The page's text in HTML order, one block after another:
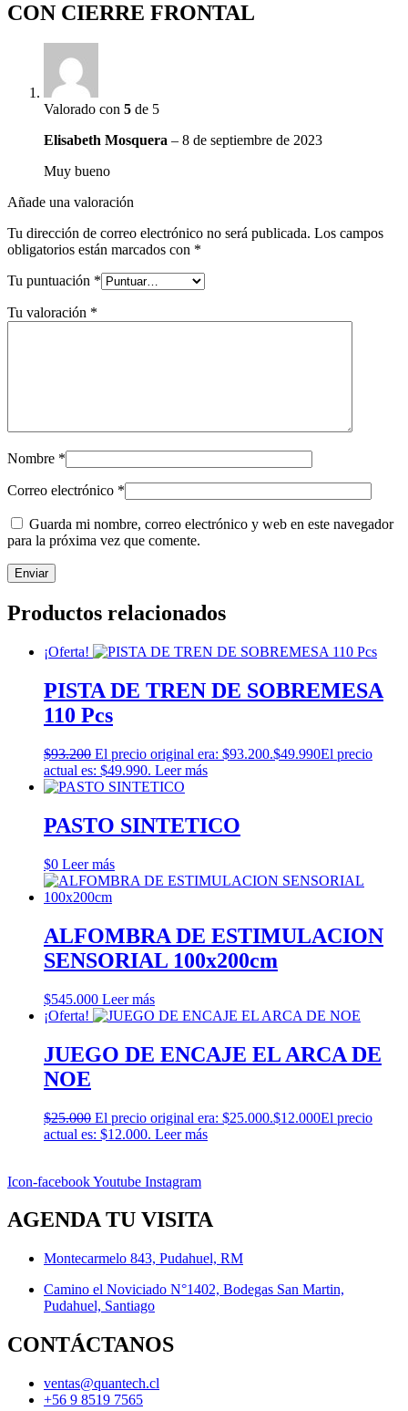
CON CIERRE FRONTAL
Valorado con 5 de 5
Elisabeth Mosquera – 8 de septiembre de 2023
Muy bueno
Añade una valoración
Tu dirección de correo electrónico no será publicada. Los campos
obligatorios están marcados con *
Tu puntuación *
Tu valoración *
Nombre *
Correo electrónico *
Guarda mi nombre, correo electrónico y web en este navegador
para la próxima vez que comente.
Productos relacionados
¡Oferta!
PISTA DE TREN DE SOBREMESA
110 Pcs
$93.200 El precio original era: $93.200.$49.990El precio
actual es: $49.990. Leer más
PASTO SINTETICO
$0 Leer más
ALFOMBRA DE ESTIMULACION
SENSORIAL 100x200cm
$545.000 Leer más
¡Oferta!
JUEGO DE ENCAJE EL ARCA DE
NOE
$25.000 El precio original era: $25.000.$12.000El precio
actual es: $12.000. Leer más
Icon-facebookYoutube Instagram
AGENDA TU VISITA
Montecarmelo 843, Pudahuel, RM
Camino el Noviciado N°1402, Bodegas San Martin,
Pudahuel, Santiago
CONTÁCTANOS
ventas@quantech.cl
+56 9 8519 7565